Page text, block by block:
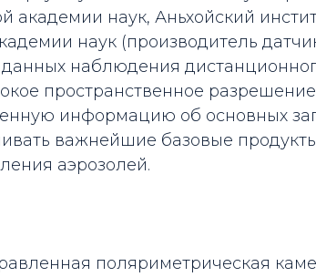
академии наук, Аньхойский
наук (производитель
данных наблюдения
пространственное
информацию об основных
важнейшие базовые
аэрозолей.
поляриметрическая